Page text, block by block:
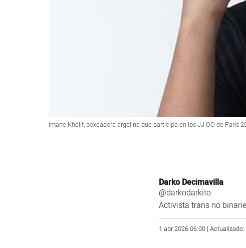
Imane Khelif, boxeadora argelina que participa en los JJ.OO de París
Darko Decimavilla
@darkodarkito
Activista trans no binarie
1 abr 2026 06:00 |